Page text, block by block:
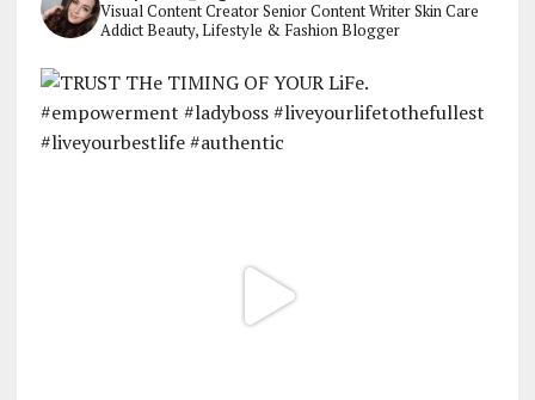
Visual Content CreatorSenior Content WriterSkin Care
AddictBeauty, Lifestyle & Fashion Blogger